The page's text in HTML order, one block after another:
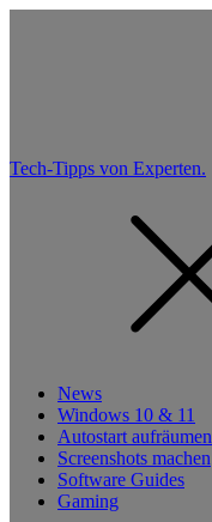
Tech-Tipps von Experten.
News
Windows 10 & 11
Autostart aufräumen
Screenshots machen
Software Guides
Gaming